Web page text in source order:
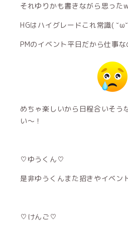
それゆりかも書きながら思った
HGはハイグレードこれ常識(
PMのイベント平日だから仕事な
めちゃ楽しいから日程合いそう
い〜！
♡ゆうくん♡
是非ゆうくんまた招きやイベン
♡けんご♡